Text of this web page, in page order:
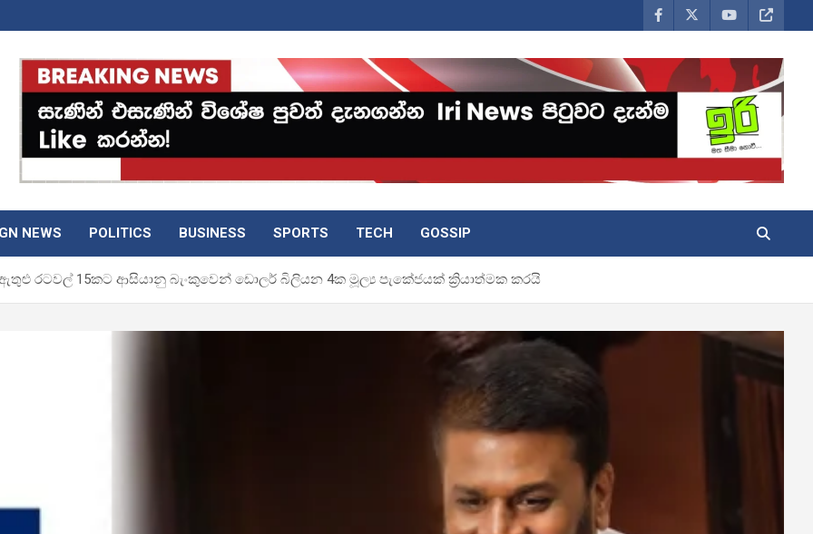
NEWS POLITICS BUSINESS SPORTS TECH GOSSIP
රටවල් 15කට ආසියානු බැංකුවෙන් ඩොලර් බිලියන 4ක මූල්‍ය පැකේජයක් ක්‍රියාත්මක කරයි